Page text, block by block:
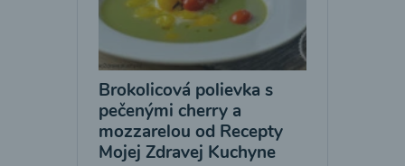
Brokolicová polievka s
pečenými cherry a
mozzarelou od Recepty
Mojej Zdravej Kuchyne